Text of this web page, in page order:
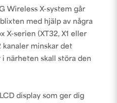
Wireless X-system går
med hjälp av några
X-serien (XT32, X1 eller
kanaler minskar det
närheten skall störa den
display som ger dig